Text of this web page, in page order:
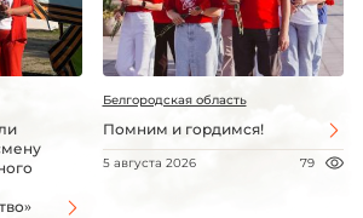
Белгородская область
Помним и гордимся!
5 августа 2026 79